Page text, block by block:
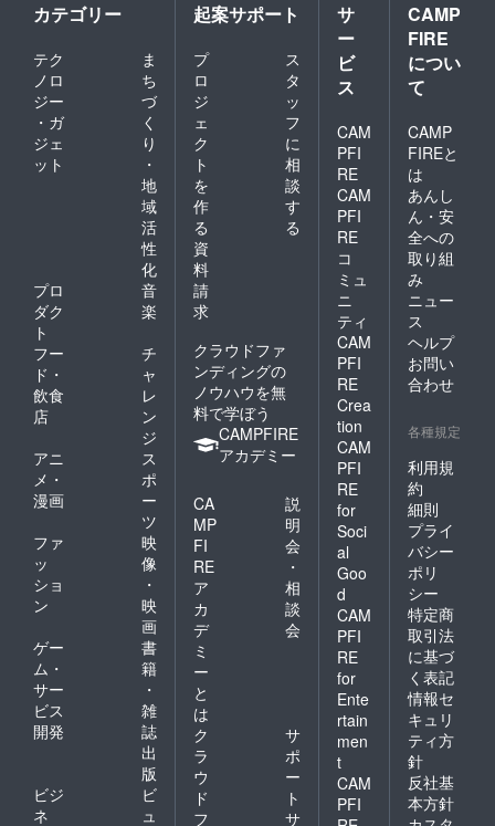
カテゴリー
テク
ノロ
ジー
・ガ
ジェ
ット
ま
ち
づ
く
り
・
地
域
活
性
化
プロ
ダク
ト
音
楽
フー
ド・
飲食
店
チ
ャ
レ
ン
ジ
アニ
メ・
漫画
ス
ポ
ー
ツ
ファ
ッ
ショ
ン
映
像
・
映
画
ゲー
ム・
サー
ビス
開発
書
籍
・
雑
誌
出
版
ビジ
ネ
ビ
ュ
起案サポート
プ
ロ
ジ
ェ
ク
ト
を
作
る
ス
タ
ッ
フ
に
相
談
す
る
資
料
請
求
クラウドファ
ンディングの
ノウハウを無
料で学ぼう
CAMPFIRE
アカデミー
CA
MP
FI
RE
ア
カ
デ
ミ
ー
と
は
説
明
会
・
相
談
会
ク
ラ
ウ
ド
フ
サ
ポ
ー
ト
サ
サ
ー
ビ
ス
CAM
PFI
RE
CAM
PFI
RE
コ
ミュ
ニ
ティ
CAM
PFI
RE
Crea
tion
CAM
PFI
RE
for
Soci
al
Goo
d
CAM
PFI
RE
for
Ente
rtain
men
t
CAM
PFI
CAMP
FIRE
につい
て
CAMP
FIREと
は
あんし
ん・安
全への
取り組
み
ニュー
ス
ヘルプ
お問い
合わせ
各種規定
利用規
約
細則
プライ
バシー
ポリ
シー
特定商
取引法
に基づ
く表記
情報セ
キュリ
ティ方
針
反社基
本方針